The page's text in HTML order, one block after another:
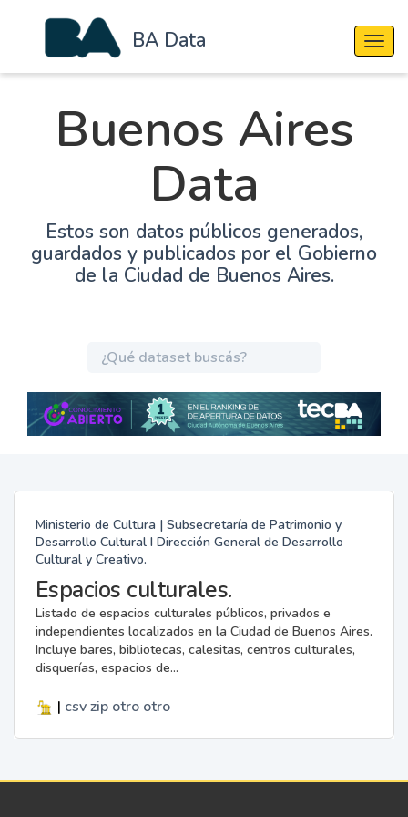
BA Data
Buenos Aires
Data
Estos son datos públicos generados,
guardados y publicados por el Gobierno
de la Ciudad de Buenos Aires.
Ministerio de Cultura | Subsecretaría de Patrimonio y
Desarrollo Cultural I Dirección General de Desarrollo
Cultural y Creativo.
Espacios culturales.
Listado de espacios culturales públicos, privados e
independientes localizados en la Ciudad de Buenos Aires.
Incluye bares, bibliotecas, calesitas, centros culturales,
disquerías, espacios de...
| csv zip otro otro